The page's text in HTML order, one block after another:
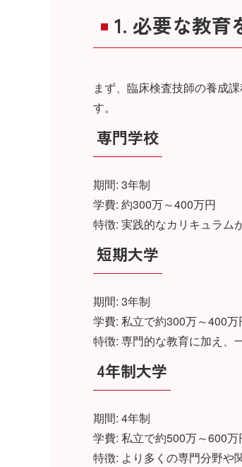
1. 必要な教育
まず、臨床検査技師の養成
す。
専門学校
期間: 3年制
学費: 約300万～400万円
特徴: 実践的なカリキュラム
短期大学
期間: 3年制
学費: 私立で約300万～400
特徴: 専門的な教育に加え、
4年制大学
期間: 4年制
学費: 私立で約500万～600
特徴: より多くの専門分野や